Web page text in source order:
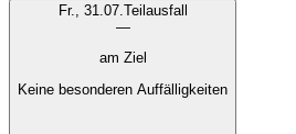
Fr., 31.07.Teilausfall
—
am Ziel
Keine besonderen Auffälligkeiten